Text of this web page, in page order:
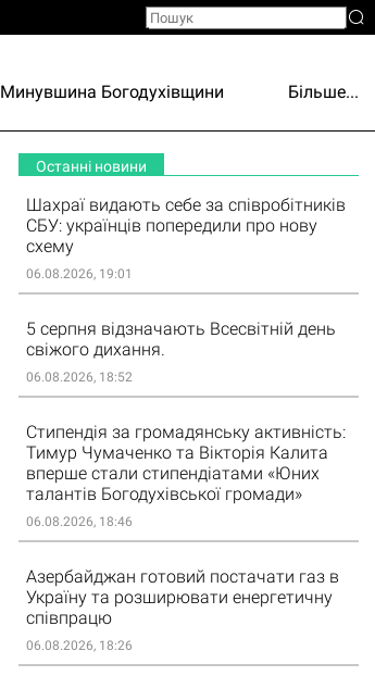
Минувшина Богодухівщини Більше...
Останні новини
Шахраї видають себе за співробітників
СБУ: українців попередили про нову
схему
06.08.2026, 19:01
5 серпня відзначають Всесвітній день
свіжого дихання.
06.08.2026, 18:52
Стипендія за громадянську активність:
Тимур Чумаченко та Вікторія Калита
вперше стали стипендіатами «Юних
талантів Богодухівської громади»
06.08.2026, 18:46
Азербайджан готовий постачати газ в
Україну та розширювати енергетичну
співпрацю
06.08.2026, 18:26